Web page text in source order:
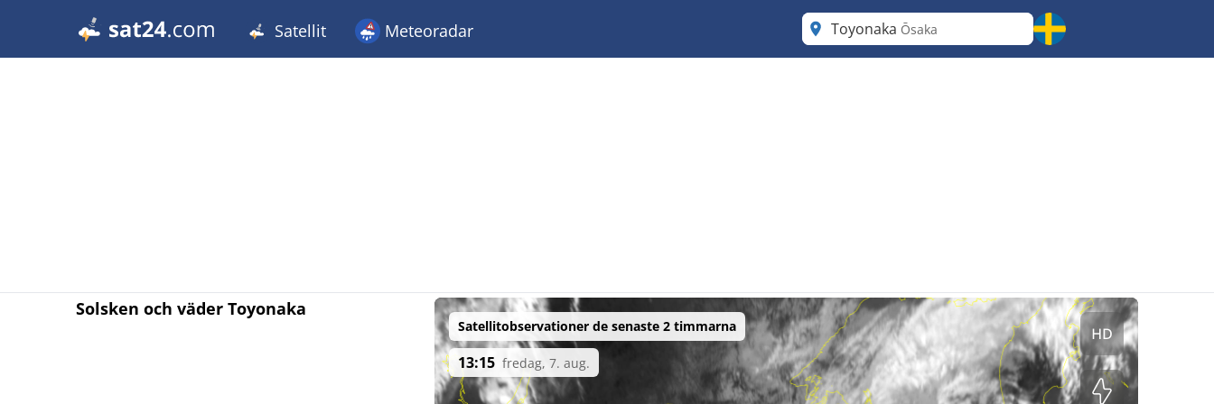
Satellit Meteoradar Toyonaka Ōsaka
Solsken och väder Toyonaka
Satellitobservationer de senaste 2 timmarna
13:15 fredag, 7. aug.